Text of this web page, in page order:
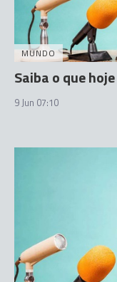
MUNDO
Saiba o que
9 Jun 07:10